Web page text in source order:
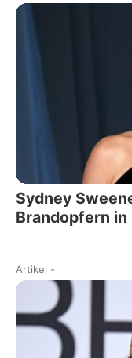
Sydney
Brandopfern in
Artikel -